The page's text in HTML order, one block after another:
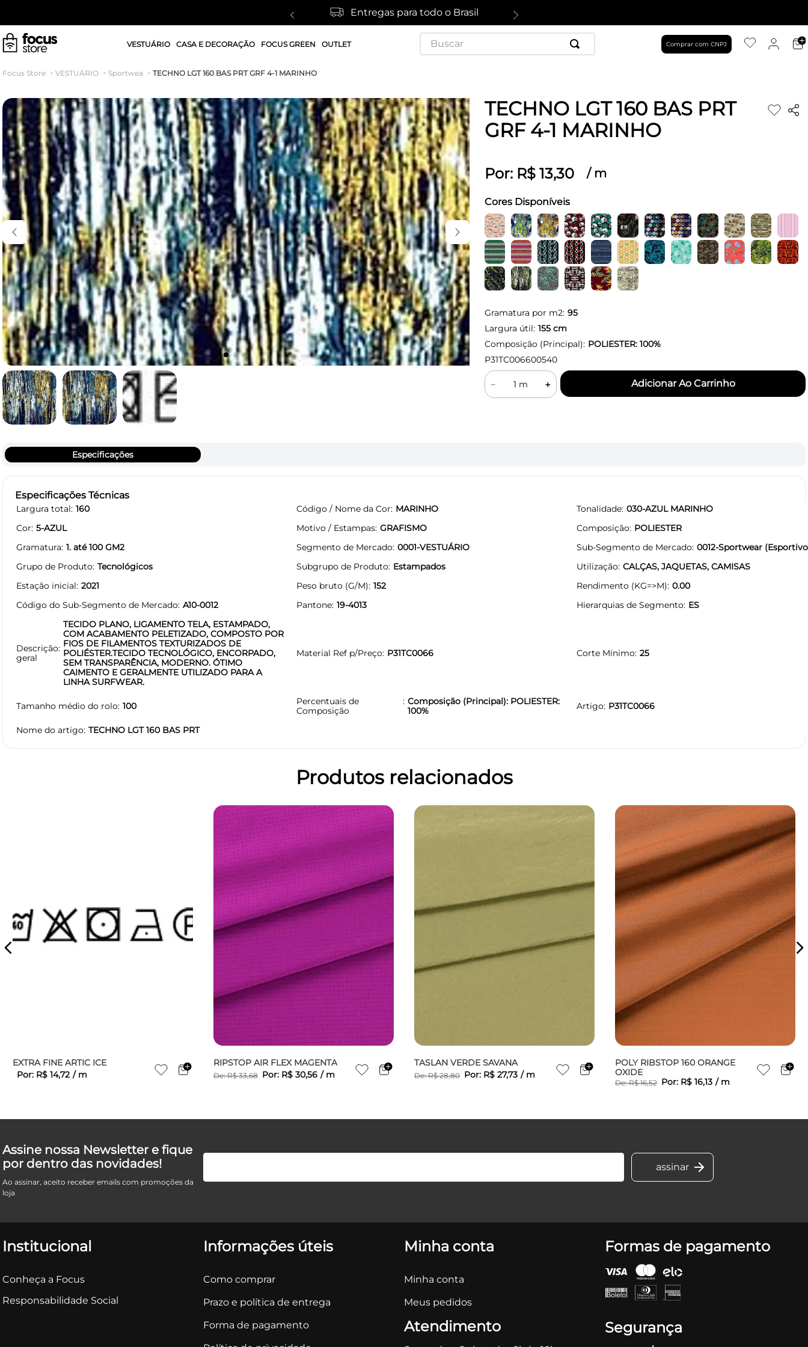
Entregas para todo o Brasil
VESTUÁRIO CASA E DECORAÇÃO FOCUS GREEN OUTLET
Buscar
Comprar com CNPJ
VESTUÁRIO Sportwea TECHNO LGT 160 BAS PRT GRF 4-1 MARINHO
TECHNO LGT 160 BAS PRT
GRF 4-1 MARINHO
Por: R$ 13,30 / m
Cores Disponíveis
Gramatura por m2: 95
Largura útil: 155cm
Composição (Principal): POLIESTER: 100%
P31TC006600540
＋
－
Especificações
Especificações Técnicas
Largura total 160 Código / Nome da Cor MARINHO Tonalidade 030-AZUL MARINHO
Cor 5-AZUL Motivo / Estampas GRAFISMO Composição POLIESTER
Gramatura 1. até 100 GM2 Segmento de Mercado 0001-VESTUÁRIO Sub-Segmento de Mercado 0012-Sportwear
Grupo de Produto Tecnológicos Subgrupo de Produto Estampados Utilização CALÇAS, JAQUETAS, CAMISAS
Estação inicial 2021 Peso bruto (G/M) 152 Rendimento (KG=>M) 0.00
Código do Sub-Segmento de Mercado A10-0012 Pantone 19-4013 Hierarquias de Segmento ES
Descrição
geral
TECIDO PLANO, LIGAMENTO TELA, ESTAMPADO,
COM ACABAMENTO PELETIZADO, COMPOSTO POR
FIOS DE FILAMENTOS TEXTURIZADOS DE
POLIÉSTER.TECIDO TECNOLÓGICO, ENCORPADO,
SEM TRANSPARÊNCIA, MODERNO. ÓTIMO
CAIMENTO E GERALMENTE UTILIZADO PARA A
LINHA SURFWEAR.
Material Ref p/Preço P31TC0066 Corte Mínimo 25
Tamanho médio do rolo 100
Percentuais de
Composição
Composição (Principal): POLIESTER:
100%
Artigo P31TC0066
Nome do artigo TECHNO LGT 160 BAS PRT
Produtos relacionados
EXTRA FINE ARTIC ICE
Por: R$ 14,72 / m
RIPSTOP AIR FLEX MAGENTA
De:R$ 33,68 Por: R$ 30,56 / m
TASLAN VERDE SAVANA
De:R$ 28,80 Por: R$ 27,73 / m
POLY RIBSTOP 160 ORANGE
OXIDE
De:R$ 16,52 Por: R$ 16,13 / m
Assine nossa Newsletter e fique
por dentro das novidades!
Ao assinar, aceito receber emails com promoções da
loja
Institucional
Conheça a Focus
Responsabilidade Social
Informações úteis
Como comprar
Prazo e política de entrega
Forma de pagamento
Minha conta
Minha conta
Meus pedidos
Atendimento
Formas de pagamento
Segurança